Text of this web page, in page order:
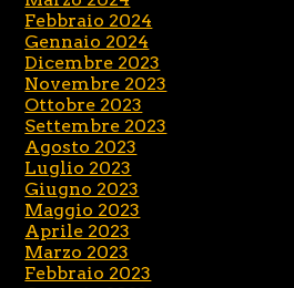
Febbraio 2024
Gennaio 2024
Dicembre 2023
Novembre 2023
Ottobre 2023
Settembre 2023
Agosto 2023
Luglio 2023
Giugno 2023
Maggio 2023
Aprile 2023
Marzo 2023
Febbraio 2023